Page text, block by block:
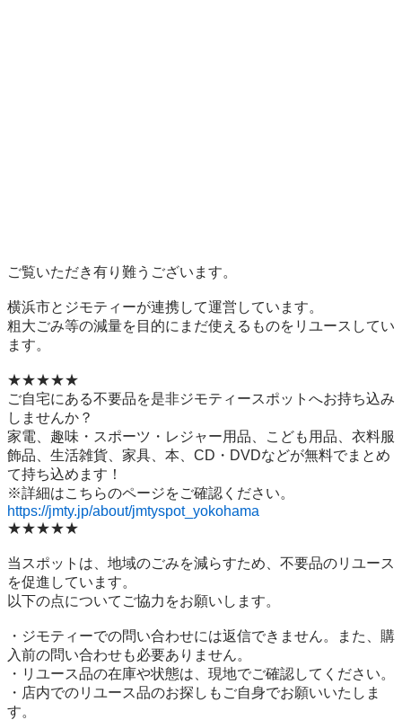
ご覧いただき有り難うございます。
横浜市とジモティーが連携して運営しています。
粗⼤ごみ等の減量を⽬的にまだ使えるものをリユースしてい
ます。
★★★★★
ご自宅にある不要品を是非ジモティースポットへお持ち込み
しませんか？
家電、趣味・スポーツ・レジャー用品、こども用品、衣料服
飾品、生活雑貨、家具、本、CD・DVDなどが無料でまとめ
て持ち込めます！
https://jmty.jp/about/jmtyspot_yokohama
★★★★★
当スポットは、地域のごみを減らすため、不要品のリユース
を促進しています。
以下の点についてご協力をお願いします。
・ジモティーでの問い合わせには返信できません。また、購
入前の問い合わせも必要ありません。
・リユース品の在庫や状態は、現地でご確認してください。
・店内でのリユース品のお探しもご自身でお願いいたしま
す。